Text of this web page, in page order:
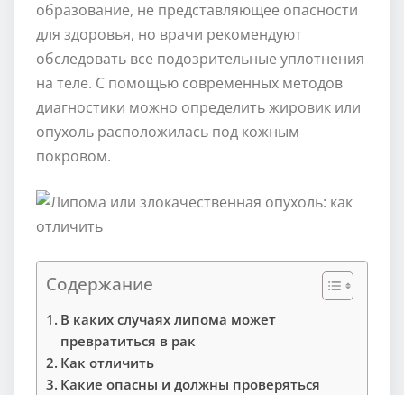
образование, не представляющее опасности
для здоровья, но врачи рекомендуют
обследовать все подозрительные уплотнения
на теле. С помощью современных методов
диагностики можно определить жировик или
опухоль расположилась под кожным
покровом.
Содержание
В каких случаях липома может
превратиться в рак
Как отличить
Какие опасны и должны проверяться